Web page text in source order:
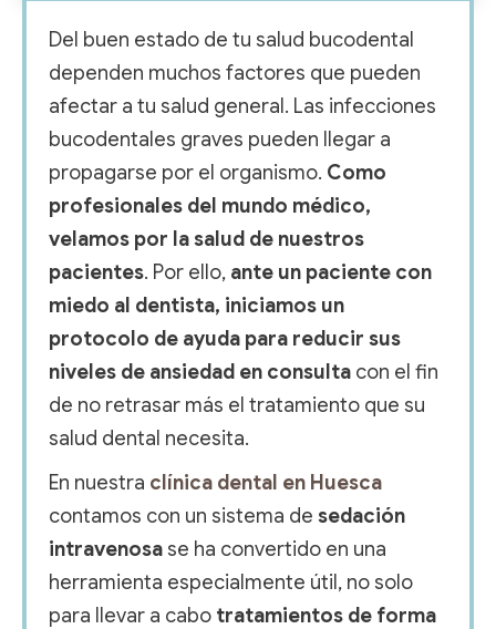
Del buen estado de tu salud bucodental
dependen muchos factores que pueden
afectar a tu salud general. Las infecciones
bucodentales graves pueden llegar a
propagarse por el organismo. Como
profesionales del mundo médico,
velamos por la salud de nuestros
pacientes. Por ello, ante un paciente con
miedo al dentista, iniciamos un
protocolo de ayuda para reducir sus
niveles de ansiedad en consulta con el fin
de no retrasar más el tratamiento que su
salud dental necesita.
En nuestra clínica dental en Huesca
contamos con un sistema de sedación
intravenosa se ha convertido en una
herramienta especialmente útil, no solo
para llevar a cabo tratamientos de forma